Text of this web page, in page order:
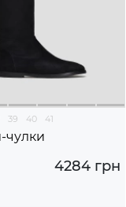
39 40 41
чулки
4284 грн